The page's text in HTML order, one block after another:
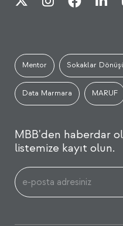
Mentor Sokaklar
Data Marmara MARUF
MBB'den haberdar
listemize kayıt olun.